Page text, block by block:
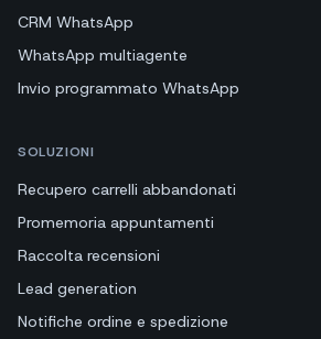
CRM WhatsApp
WhatsApp multiagente
Invio programmato WhatsApp
SOLUZIONI
Recupero carrelli abbandonati
Promemoria appuntamenti
Raccolta recensioni
Lead generation
Notifiche ordine e spedizione